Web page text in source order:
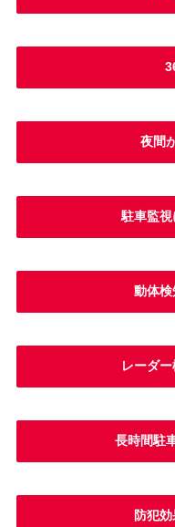
夜間
駐車監視
動体検
レーダ
長時間駐
防犯